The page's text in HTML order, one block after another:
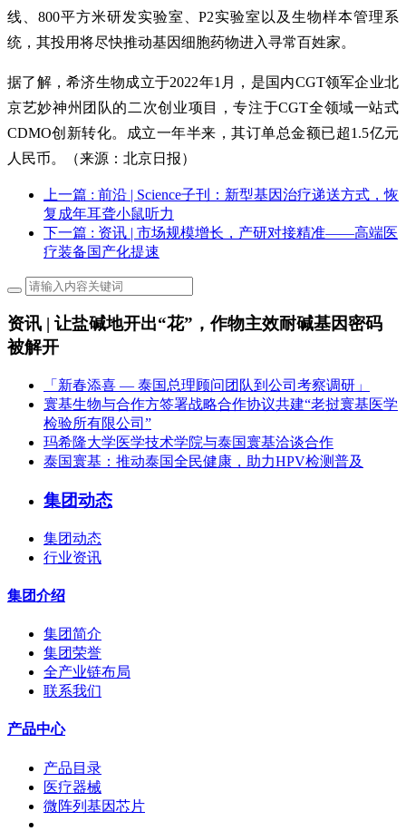
线、800平方米研发实验室、P2实验室以及生物样本管理系
统，其投用将尽快推动基因细胞药物进入寻常百姓家。
据了解，希济生物成立于2022年1月，是国内CGT领军企业北
京艺妙神州团队的二次创业项目，专注于CGT全领域一站式
CDMO创新转化。成立一年半来，其订单总金额已超1.5亿元
人民币。（来源：北京日报）
上一篇 : 前沿 | Science子刊：新型基因治疗递送方式，恢
复成年耳聋小鼠听力
下一篇 : 资讯 | 市场规模增长，产研对接精准——高端医
疗装备国产化提速
资讯 | 让盐碱地开出“花”，作物主效耐碱基因密码
被解开
「新春添喜 — 泰国总理顾问团队到公司考察调研」
寰基生物与合作方签署战略合作协议共建“老挝寰基医学
检验所有限公司”
玛希隆大学医学技术学院与泰国寰基洽谈合作
泰国寰基：推动泰国全民健康，助力HPV检测普及
集团动态
集团动态
行业资讯
集团介绍
集团简介
集团荣誉
全产业链布局
联系我们
产品中心
产品目录
医疗器械
微阵列基因芯片